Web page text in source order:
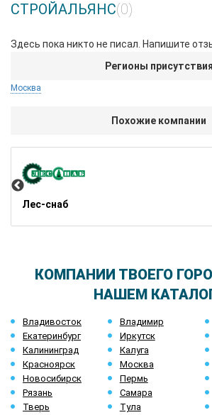
СТРОЙАЛЬЯНС(0)
Здесь пока никто не писал. Напишите
Регионы присутствия
Москва
Похожие компании
Лес-снаб
КОМПАНИИ ТВОЕГО
НАШЕМ
Владивосток Владимир
Екатеринбург
Иркутск
Калининград
Калуга
Красноярск
Москва
Новосибирск
Пермь
Рязань
Самара
Тверь
Тула